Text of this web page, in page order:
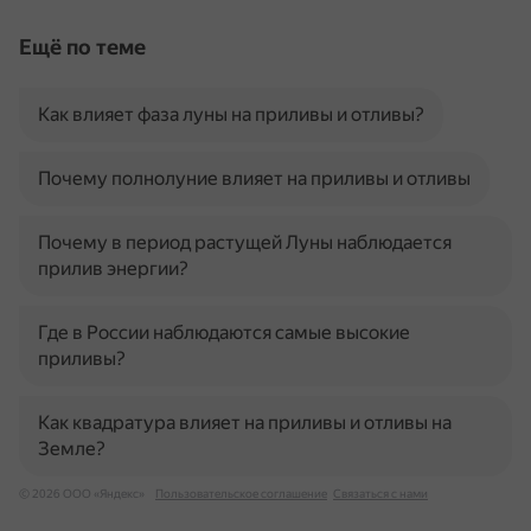
Ещё по теме
Как влияет фаза луны на приливы и отливы?
Почему полнолуние влияет на приливы и отливы
Почему в период растущей Луны наблюдается
прилив энергии?
Где в России наблюдаются самые высокие
приливы?
Как квадратура влияет на приливы и отливы на
Земле?
© 2026 ООО «Яндекс» Пользовательское соглашение Связаться с нами